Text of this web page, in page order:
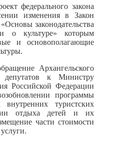
федерального закона
изменения в Закон
законодательства
о культуре»
которым
и основополагающие
Архангельского
депутатов к Министру
Российской Федерации
программы
туристских
отдыха детей и их
части стоимости